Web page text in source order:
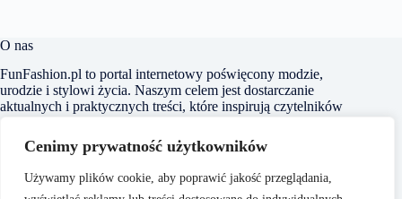
Cenimy prywatność użytkowników
Używamy plików cookie, aby poprawić jakość przeglądania,
O nas
FunFashion.pl to portal internetowy poświęcony modzie,
urodzie i stylowi życia. Naszym celem jest dostarczanie
aktualnych i praktycznych treści, które inspirują czytelników
wygląd i samopoczucie. Dbamy o to, aby nasze artykuły były
zrozumiałe i dostępne dla każdego, niezależnie od poziomu
wiedzy na temat mody czy urody.